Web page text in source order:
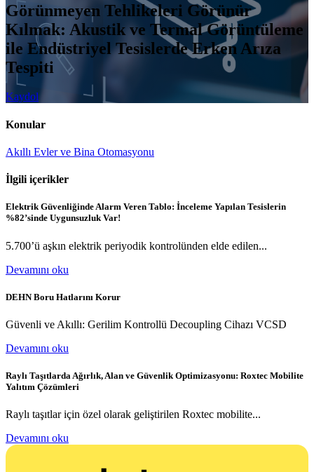
Görünmeyen Tehlikeleri Görünür
Kılmak: Akustik ve Termal Görüntüleme
ile Endüstriyel Tesislerde Erken Arıza
Tespiti
Kaydol
Konular
Akıllı Evler ve Bina Otomasyonu
İlgili içerikler
Elektrik Güvenliğinde Alarm Veren Tablo: İnceleme Yapılan Tesislerin
%82’sinde Uygunsuzluk Var!
5.700’ü aşkın elektrik periyodik kontrolünden elde edilen...
Devamını oku
DEHN Boru Hatlarını Korur
Güvenli ve Akıllı: Gerilim Kontrollü Decoupling Cihazı VCSD
Devamını oku
Raylı Taşıtlarda Ağırlık, Alan ve Güvenlik Optimizasyonu: Roxtec Mobilite
Yalıtım Çözümleri
Raylı taşıtlar için özel olarak geliştirilen Roxtec mobilite...
Devamını oku